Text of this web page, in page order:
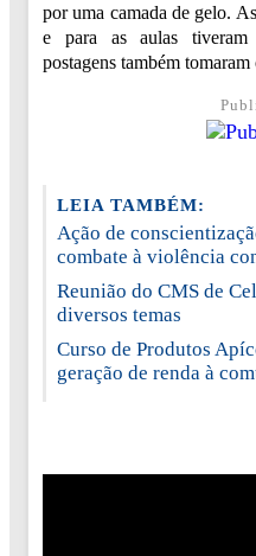
por uma camada de gelo.
e para as aulas tiveram
postagens também tomaram
LEIA TAMBÉM:
Ação de
combate à violência
Reunião do CMS de
diversos temas
Curso de Produtos
geração de renda à